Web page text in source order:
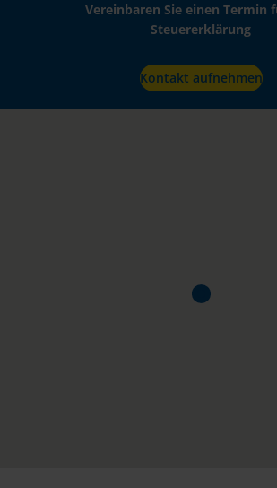
Vereinbaren Sie einen Termin
Steuererklärung
Kontakt aufnehmen